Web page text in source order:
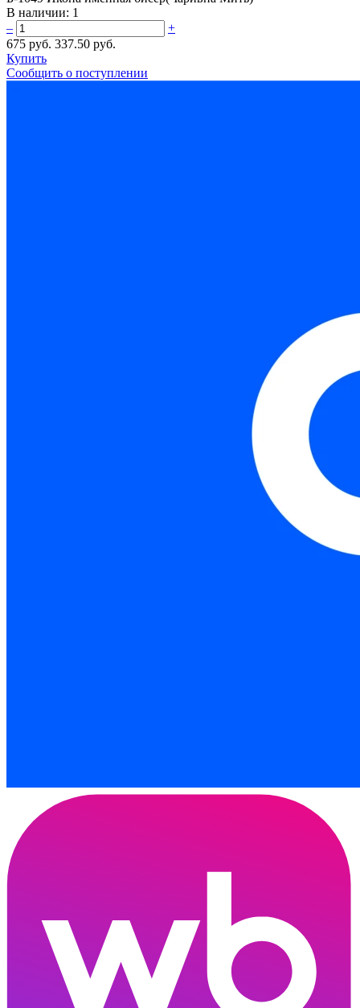
В наличии: 1
–
+
675 руб. 337.50 руб.
Купить
Сообщить о поступлении